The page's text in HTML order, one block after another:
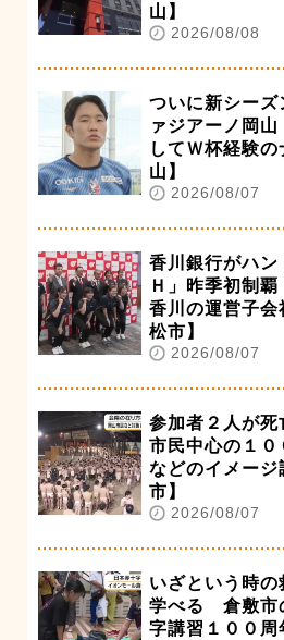
山】
2026/08/08
ついに新シーズ
ァジアーノ岡
してＷ杯経験
山】
2026/08/07
香川銀行がハ
Ｈ」昨季初制
香川の運営子会
松市】
2026/08/07
参加者２人が死
市民中心の１０
などのイメージ
市】
2026/08/07
いざという時
学べる 倉敷市
字講習１００周